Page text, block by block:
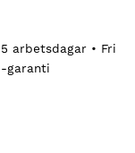
arbetsdagar • Fri
garanti